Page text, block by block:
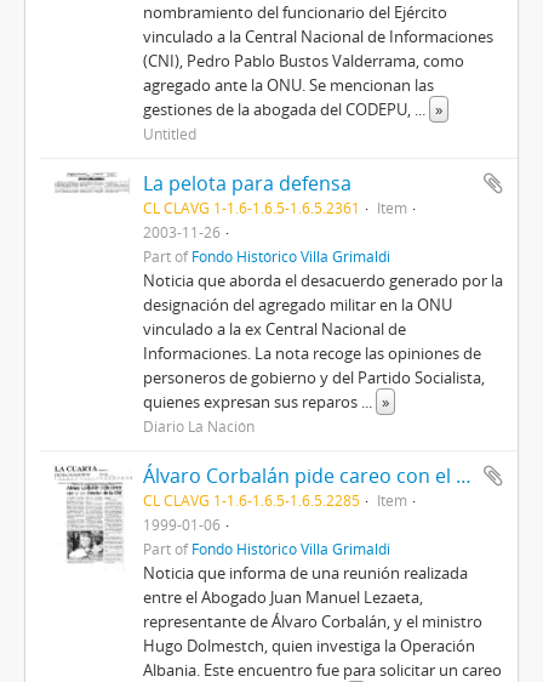
nombramiento del funcionario del Ejército
vinculado a la Central Nacional de Informaciones
(CNI), Pedro Pablo Bustos Valderrama, como
agregado ante la ONU. Se mencionan las
gestiones de la abogada del CODEPU, ... »
Untitled
La pelota para defensa
CL CLAVG 1-1.6-1.6.5-1.6.5.2361
Item
2003-11-26
Part ofFondo Histórico Villa Grimaldi
Noticia que aborda el desacuerdo generado por la
designación del agregado militar en la ONU
vinculado a la ex Central Nacional de
Informaciones. La nota recoge las opiniones de
personeros de gobierno y del Partido Socialista,
quienes expresan sus reparos ... »
Diario La Nación
Álvaro Corbalán pide careo con el director de la CNI
CL CLAVG 1-1.6-1.6.5-1.6.5.2285
Item
1999-01-06
Part ofFondo Histórico Villa Grimaldi
Noticia que informa de una reunión realizada
entre el Abogado Juan Manuel Lezaeta,
representante de Álvaro Corbalán, y el ministro
Hugo Dolmestch, quien investiga la Operación
Albania. Este encuentro fue para solicitar un careo